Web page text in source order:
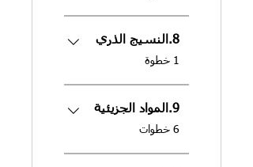
8.النسيج الذري
.
1 خطوة
9.المواد الجزيئية
.
6 خطوات